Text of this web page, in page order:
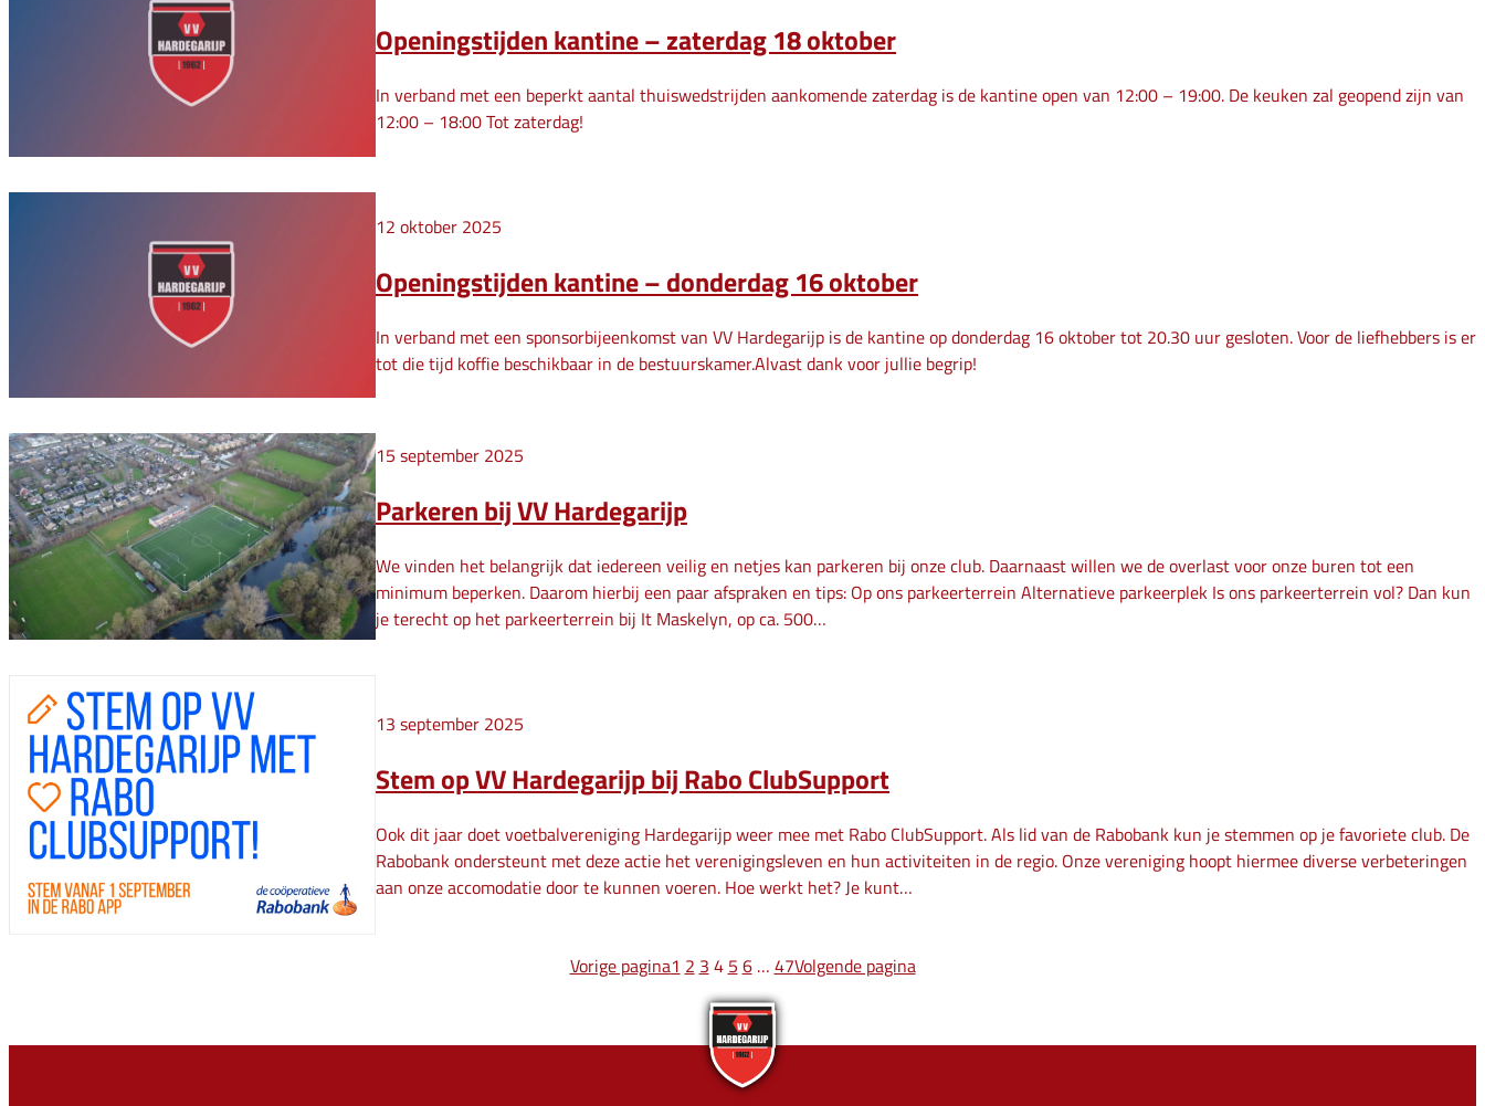
Openingstijden kantine – zaterdag 18 oktober
In verband met een beperkt aantal thuiswedstrijden aankomende zaterdag is de kantine open van 12:00 – 19:00. De keuken zal geopend zijn van
12:00 – 18:00 Tot zaterdag!
12 oktober 2025
Openingstijden kantine – donderdag 16 oktober
In verband met een sponsorbijeenkomst van VV Hardegarijp is de kantine op donderdag 16 oktober tot 20.30 uur gesloten. Voor de liefhebbers is er
tot die tijd koffie beschikbaar in de bestuurskamer.Alvast dank voor jullie begrip!
15 september 2025
Parkeren bij VV Hardegarijp
We vinden het belangrijk dat iedereen veilig en netjes kan parkeren bij onze club. Daarnaast willen we de overlast voor onze buren tot een
minimum beperken. Daarom hierbij een paar afspraken en tips: Op ons parkeerterrein Alternatieve parkeerplek Is ons parkeerterrein vol? Dan kun
je terecht op het parkeerterrein bij It Maskelyn, op ca. 500…
13 september 2025
Stem op VV Hardegarijp bij Rabo ClubSupport
Ook dit jaar doet voetbalvereniging Hardegarijp weer mee met Rabo ClubSupport. Als lid van de Rabobank kun je stemmen op je favoriete club. De
Rabobank ondersteunt met deze actie het verenigingsleven en hun activiteiten in de regio. Onze vereniging hoopt hiermee diverse verbeteringen
aan onze accomodatie door te kunnen voeren. Hoe werkt het? Je kunt…
Vorige pagina1 2 3 4 5 6 … 47Volgende pagina